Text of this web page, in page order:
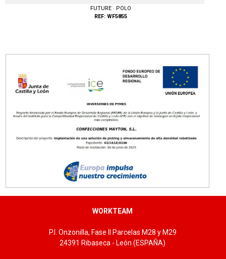
FUTURE · POLO
REF: WF5855
WORKTEAM
P.I. Onzonilla, Fase II Parcelas M28 y M29
24391 Ribaseca - León (ESPAÑA)